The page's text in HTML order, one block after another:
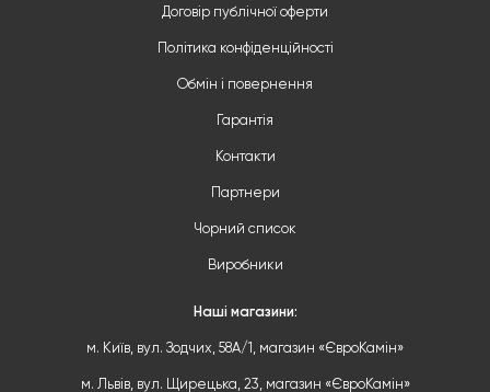
Договір публічної оферти
Політика конфіденційності
Обмін і повернення
Гарантія
Контакти
Партнери
Чорний список
Виробники
Наші магазини:
м. Київ, вул. Зодчих, 58А/1, магазин «ЄвроКамін»
м. Львів, вул. Щирецька, 23, магазин «ЄвроКамін»